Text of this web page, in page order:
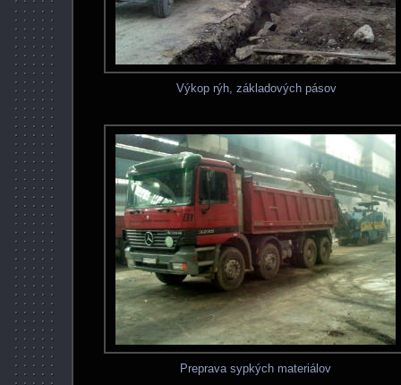
Výkop rýh, základových pásov
Preprava sypkých materiálov